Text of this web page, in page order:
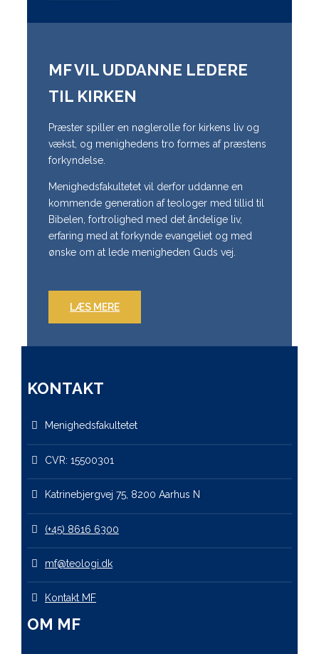
MF VIL UDDANNE LEDERE
TIL KIRKEN
Præster spiller en nøglerolle for kirkens liv og
vækst, og menighedens tro formes af præstens
forkyndelse.
Menighedsfakultetet vil derfor uddanne en
kommende generation af teologer med tillid til
Bibelen, fortrolighed med det åndelige liv,
erfaring med at forkynde evangeliet og med
ønske om at lede menigheden Guds vej.
LÆS MERE
KONTAKT
Menighedsfakultetet
CVR: 15500301
Katrinebjergvej 75, 8200 Aarhus N
(+45) 8616 6300
mf@teologi.dk
Kontakt MF
OM MF